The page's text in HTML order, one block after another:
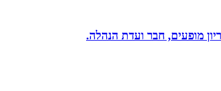
מופעים, חבר ועדת הנהלה.